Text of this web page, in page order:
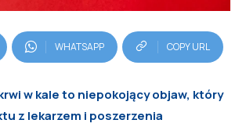
WHATSAPP COPY URL
w kale to niepokojący objaw, który
z lekarzem i poszerzenia